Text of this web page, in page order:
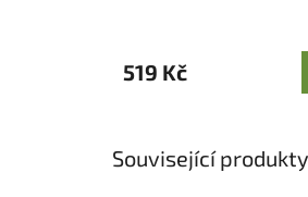
519 Kč
Související produkty